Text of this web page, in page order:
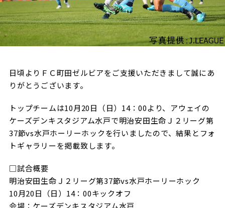
イベント
ファンクラブ
グッズ
メディア
ホームタウン活動
アカデミー
スクール
順位表・ゴールランキング
チケットを買う
チケット購入
チケット販売スケジュール
スタジアムアクセス
スタジアムマップ
スタジアム観戦ガイド
観戦マナー＆ルール
クラブを知るトップ
ＦＣ町田ゼルビアについて
選手・スタッフ紹介
ファンになる
ファンクラブ
クラブゼルビスタへの入会
シーズンシート
ＦＣ町田ゼルビアをサポート
トレーニングの見学・ファンサービス
ボランティア
グッズを買う
オンラインストア
ユニフォーム
ホームタウン
ホームタウントップ
ゼルビアアシスト協賛企業一覧
ゼルナビ
パートナー
パートナートップ
パートナー企業一覧
FOLLOW
日頃よりＦＣ町田ゼルビアをご支援いただきまして誠にあ
りがとうございます。
トップチームは10月20日（日）14：00より、アウェイの
ケーズデンキスタジアム水戸で明治安田生命Ｊ２リーグ第
37節vs水戸ホーリーホックを行いましたので、結果とフォ
トギャラリーを掲載致します。
□試合概要
明治安田生命Ｊ２リーグ第37節vs水戸ホーリーホック
10月20日（日）14：00キックオフ
会場：ケーズデンキスタジアム水戸